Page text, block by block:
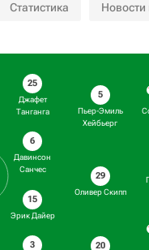
Статистика Новости
25
Джафет
Танганга
6
Давинсон
Санчес
15
Эрик Дайер
3
5
Пьер-Эмиль
Хейбьерг
29
Оливер Скипп
20